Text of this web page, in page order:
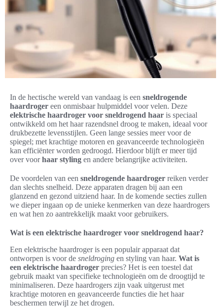
In de hectische wereld van vandaag is een sneldrogende
haardroger een onmisbaar hulpmiddel voor velen. Deze
elektrische haardroger voor sneldrogend haar is speciaal
ontwikkeld om het haar razendsnel droog te maken, ideaal voor
drukbezette levensstijlen. Geen lange sessies meer voor de
spiegel; met krachtige motoren en geavanceerde technologieën
kan efficiënter worden gedroogd. Hierdoor blijft er meer tijd
over voorhaar styling en andere belangrijke activiteiten.
De voordelen van een sneldrogende haardroger reiken verder
dan slechts snelheid. Deze apparaten dragen bij aan een
glanzend en gezond uitziend haar. In de komende secties zullen
we dieper ingaan op de unieke kenmerken van deze haardrogers
en wat hen zo aantrekkelijk maakt voor gebruikers.
Wat is een elektrische haardroger voor sneldrogend haar?
Een elektrische haardroger is een populair apparaat dat
ontworpen is voor de sneldroging en styling van haar. Wat is
een elektrische haardroger precies? Het is een toestel dat
gebruik maakt van specifieke technologieën om de droogtijd te
minimaliseren. Deze haardrogers zijn vaak uitgerust met
krachtige motoren en geavanceerde functies die het haar
beschermen terwijl ze het drogen.